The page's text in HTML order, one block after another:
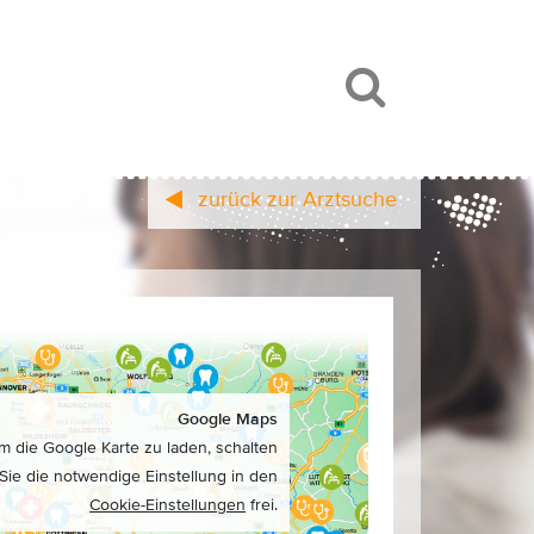
zurück zur Arztsuche
Google Maps
die Google Karte zu laden, schalten
Sie die notwendige Einstellung in den
Cookie-Einstellungen frei.